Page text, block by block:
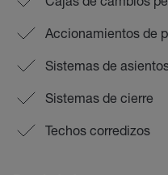
Accionamientos de
Sistemas de
Sistemas de cierre
Techos corredizos